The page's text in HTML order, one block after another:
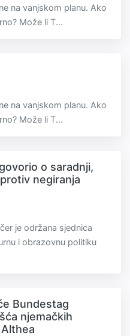
na vanjskom planu. Ako
Može li T...
na vanjskom planu. Ako
Može li T...
o saradnji,
negiranja
je održana sjednica
i obrazovnu politiku
Bundestag
njemačkih